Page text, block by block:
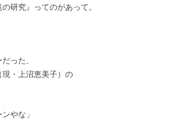
研究』ってのがあって。
った、
・上沼恵美子）の
やな」